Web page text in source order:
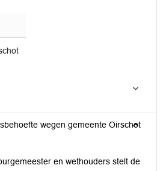
wegen gemeente Oirschot
en wethouders stelt de